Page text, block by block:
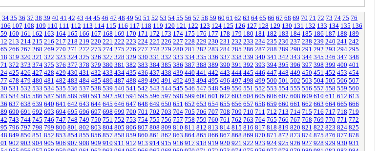
34 35 36 37 38 39 40 41 42 43 44 45 46 47 48 49 50 51 52 53 54 55 56 57 58 59 60 61 62 63 64 65 66 67 68 69 70 71 72 73 74 75 76
106 107 108 109 110 111 112 113 114 115 116 117 118 119 120 121 122 123 124 125 126 127 128 129 130 131 132 133 134 135 136
160 161 162 163 164 165 166 167 168 169 170 171 172 173 174 175 176 177 178 179 180 181 182 183 184 185 186 187 188 189
213 214 215 216 217 218 219 220 221 222 223 224 225 226 227 228 229 230 231 232 233 234 235 236 237 238 239 240 241 242
266 267 268 269 270 271 272 273 274 275 276 277 278 279 280 281 282 283 284 285 286 287 288 289 290 291 292 293 294 295
319 320 321 322 323 324 325 326 327 328 329 330 331 332 333 334 335 336 337 338 339 340 341 342 343 344 345 346 347 348
372 373 374 375 376 377 378 379 380 381 382 383 384 385 386 387 388 389 390 391 392 393 394 395 396 397 398 399 400 401
425 426 427 428 429 430 431 432 433 434 435 436 437 438 439 440 441 442 443 444 445 446 447 448 449 450 451 452 453 454
478 479 480 481 482 483 484 485 486 487 488 489 490 491 492 493 494 495 496 497 498 499 500 501 502 503 504 505 506 507
531 532 533 534 535 536 537 538 539 540 541 542 543 544 545 546 547 548 549 550 551 552 553 554 555 556 557 558 559 560
584 585 586 587 588 589 590 591 592 593 594 595 596 597 598 599 600 601 602 603 604 605 606 607 608 609 610 611 612 613
637 638 639 640 641 642 643 644 645 646 647 648 649 650 651 652 653 654 655 656 657 658 659 660 661 662 663 664 665 666
690 691 692 693 694 695 696 697 698 699 700 701 702 703 704 705 706 707 708 709 710 711 712 713 714 715 716 717 718 719
743 744 745 746 747 748 749 750 751 752 753 754 755 756 757 758 759 760 761 762 763 764 765 766 767 768 769 770 771 772
796 797 798 799 800 801 802 803 804 805 806 807 808 809 810 811 812 813 814 815 816 817 818 819 820 821 822 823 824 825
849 850 851 852 853 854 855 856 857 858 859 860 861 862 863 864 865 866 867 868 869 870 871 872 873 874 875 876 877 878
902 903 904 905 906 907 908 909 910 911 912 913 914 915 916 917 918 919 920 921 922 923 924 925 926 927 928 929 930 931